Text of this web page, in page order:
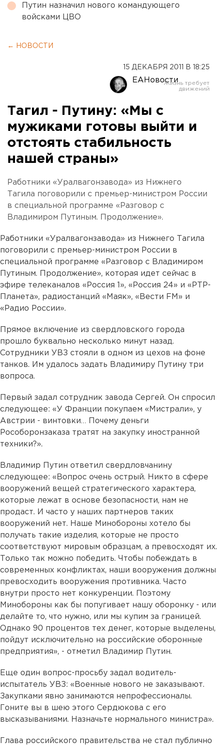
Путин назначил нового командующего
войсками ЦВО
← НОВОСТИ
15 ДЕКАБРЯ 2011 В 18:25
ЕАНовости
Тагил - Путину: «Мы с
мужиками готовы выйти и
отстоять стабильность
нашей страны»
Работники «Уралвагонзавода» из Нижнего
Тагила поговорили с премьер-министром России
в специальной программе «Разговор с
Владимиром Путиным. Продолжение».
Работники «Уралвагонзавода» из Нижнего Тагила
поговорили с премьер-министром России в
специальной программе «Разговор с Владимиром
Путиным. Продолжение», которая идет сейчас в
эфире телеканалов «Россия 1», «Россия 24» и «РТР-
Планета», радиостанций «Маяк», «Вести FM» и
«Радио России».
Прямое включение из свердловского города
прошло буквально несколько минут назад.
Сотрудники УВЗ стояли в одном из цехов на фоне
танков. Им удалось задать Владимиру Путину три
вопроса.
Первый задал сотрудник завода Сергей. Он спросил
следующее: «У Франции покупаем «Мистрали», у
Австрии - винтовки… Почему деньги
Рособоронзаказа тратят на закупку иностранной
техники?».
Владимир Путин ответил свердловчанину
следующее: «Вопрос очень острый. Никто в сфере
вооружений вещей стратегического характера,
которые лежат в основе безопасности, нам не
продаст. И часто у наших партнеров таких
вооружений нет. Наше Минобороны хотело бы
получать такие изделия, которые не просто
соответствуют мировым образцам, а превосходят их.
Только так можно победить. Чтобы побеждать в
современных конфликтах, наши вооружения должны
превосходить вооружения противника. Часто
внутри просто нет конкуренции. Поэтому
Минобороны как бы попугивает нашу оборонку - или
делайте то, что нужно, или мы купим за границей.
Однако 90 процентов тех денег, которые выделены,
пойдут исключительно на российские оборонные
предприятия», - отметил Владимир Путин.
Еще один вопрос-просьбу задал водитель-
испытатель УВЗ: «Военные нового не заказывают.
Закупками явно занимаются непрофессионалы.
Гоните вы в шею этого Сердюкова с его
высказываниями. Назначьте нормального министра».
Глава российского правительства не стал публично